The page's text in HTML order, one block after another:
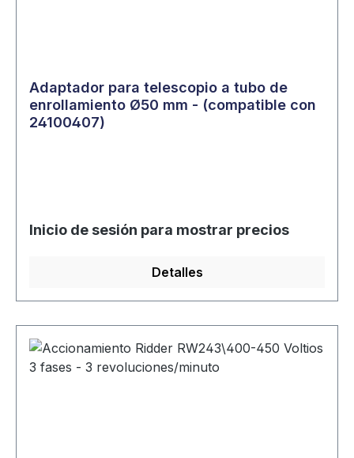
Adaptador para telescopio a tubo de
enrollamiento Ø50 mm - (compatible con
24100407)
Inicio de sesión para mostrar precios
Detalles